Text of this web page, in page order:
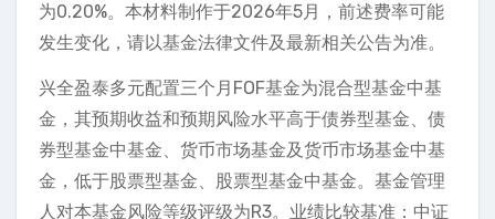
为0.20%。本材料制作于2026年5月，前述费率可能
发生变化，请以基金法律文件及最新相关公告为准。
兴全盈泰多元配置三个月FOF基金为混合型基金中基
金，其预期收益和预期风险水平高于债券型基金、债
券型基金中基金、货币市场基金及货币市场基金中基
金，低于股票型基金、股票型基金中基金。基金管理
人对本基金风险等级评级为R3。业绩比较基准：中证